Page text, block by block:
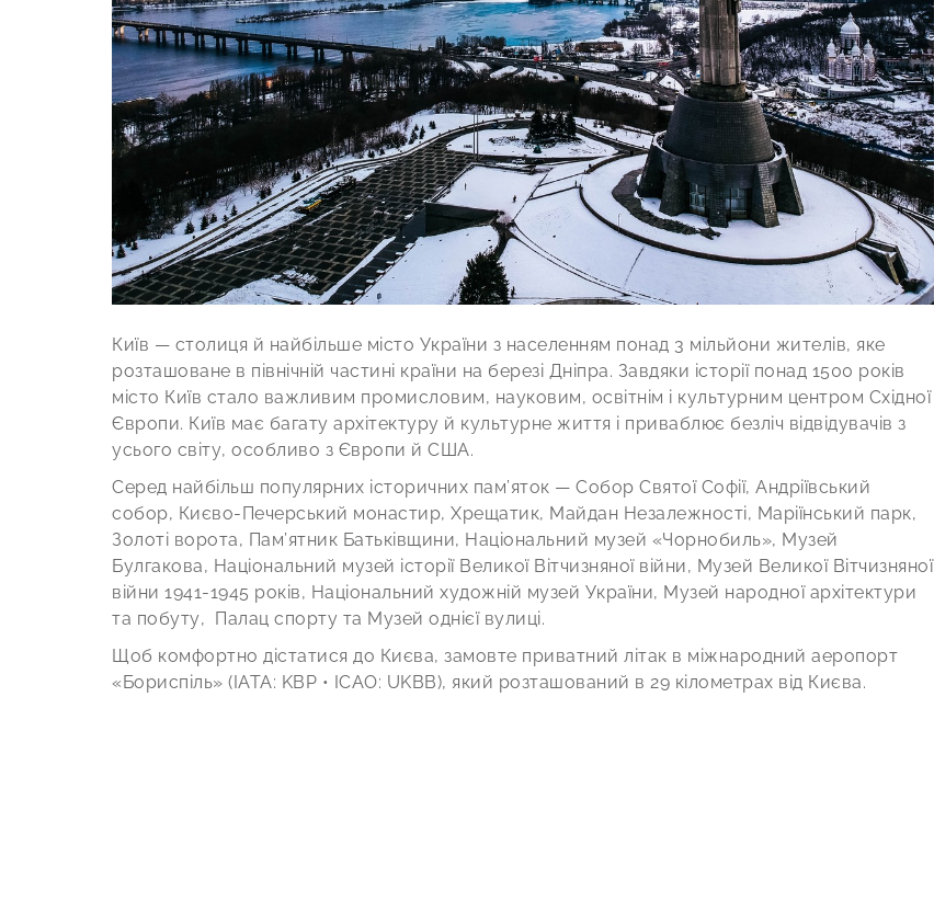
Київ — столиця й найбільше місто України з населенням понад 3 мільйони жителів, яке
розташоване в північній частині країни на березі Дніпра. Завдяки історії понад 1500 років
місто Київ стало важливим промисловим, науковим, освітнім і культурним центром Східної
Європи. Київ має багату архітектуру й культурне життя і приваблює безліч відвідувачів з
усього світу, особливо з Європи й США.
Серед найбільш популярних історичних пам’яток — Собор Святої Софії, Андріївський
собор, Києво-Печерський монастир, Хрещатик, Майдан Незалежності, Маріїнський парк,
Золоті ворота, Пам’ятник Батьківщини, Національний музей «Чорнобиль», Музей
Булгакова, Національний музей історії Великої Вітчизняної війни, Музей Великої Вітчизняної
війни 1941-1945 років, Національний художній музей України, Музей народної архітектури
та побуту, Палац спорту та Музей однієї вулиці.
Щоб комфортно дістатися до Києва, замовте приватний літак в міжнародний аеропорт
«Бориспіль» (ІАТА: KBP • ICAO: UKBB), який розташований в 29 кілометрах від Києва.